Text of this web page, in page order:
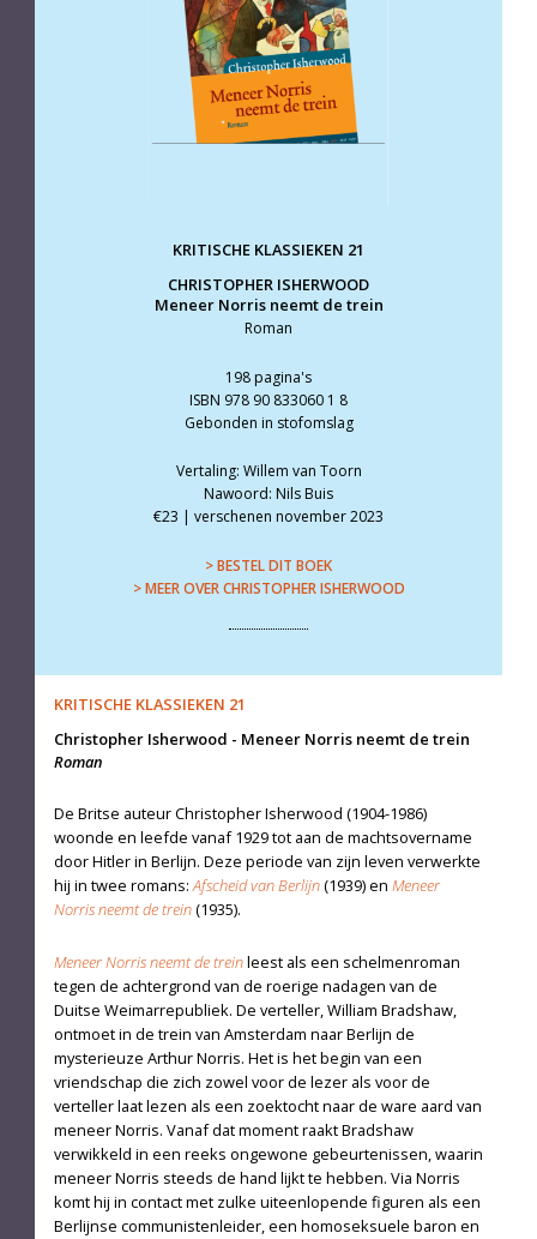
KRITISCHE KLASSIEKEN 21
CHRISTOPHER ISHERWOOD
Meneer Norris neemt de trein
Roman
198 pagina's
ISBN 978 90 833060 1 8
Gebonden in stofomslag
Vertaling: Willem van Toorn
Nawoord: Nils Buis
€23 | verschenen november 2023
> BESTEL DIT BOEK
> MEER OVER CHRISTOPHER ISHERWOOD
KRITISCHE KLASSIEKEN 21
Christopher Isherwood - Meneer Norris neemt de trein
Roman
De Britse auteur Christopher Isherwood (1904-1986)
woonde en leefde vanaf 1929 tot aan de machtsovername
door Hitler in Berlijn. Deze pe­riode van zijn leven verwerkte
hij in twee romans:Afscheid van Berlijn(1939) en Meneer
Norris neemt de trein(1935).
Meneer Norris neemt de treinleest als een schelmenroman
tegen de achtergrond van de roerige nadagen van de
Duitse Weimarrepubliek. De verteller, William Bradshaw,
ontmoet in de trein van Amsterdam naar Berlijn de
mysterieuze Arthur Norris. Het is het begin van een
vriendschap die zich zowel voor de lezer als voor de
verteller laat lezen als een zoektocht naar de ware aard van
meneer Norris. Vanaf dat moment raakt Bradshaw
verwikkeld in een reeks ongewone gebeurtenissen, waarin
meneer Norris steeds de hand lijkt te hebben. Via Norris
komt hij in contact met zulke uiteenlopende figuren als een
Berlijnse communistenleider, een homoseksuele baron en